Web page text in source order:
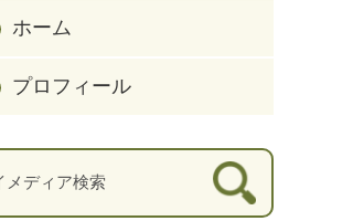
ホーム
プロフィール